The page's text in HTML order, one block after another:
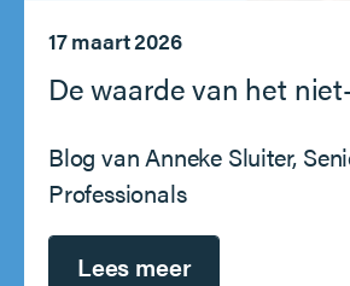
17 maart 2026
De waarde van het
Blog van Anneke Sluiter,
Professionals
Lees meer